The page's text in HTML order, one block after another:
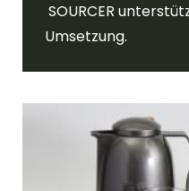
SOURCER
Umsetzung.